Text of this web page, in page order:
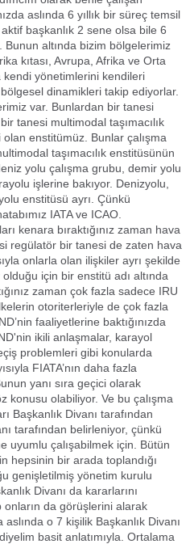
aslında 6 yıllık bir süreç temsil
başkanlık 2 sene olsa bile 6
altında bizim bölgelerimiz
kıtası, Avrupa, Afrika ve Orta
kendi yönetimlerini kendileri
dinamikleri takip ediyorlar.
var. Bunlardan bir tanesi
tanesi multimodal taşımacılık
enstitümüz. Bunlar çalışma
taşımacılık enstitüsünün
yolu çalışma grubu, demir yolu
işlerine bakıyor. Denizyolu,
enstitüsü ayrı. Çünkü
IATA ve ICAO.
kenara bıraktığınız zaman hava
regülatör bir tanesi de zaten hava
onlarla olan ilişkiler ayrı şekilde
olduğu için bir enstitü adı altında
zaman çok fazla sadece IRU
otoriterleriyle de çok fazla
faaliyetlerine baktığınızda
ikili anlaşmalar, karayol
problemleri gibi konularda
FIATA’nın daha fazla
yanı sıra geçici olarak
konusu olabiliyor. Ve bu çalışma
Başkanlık Divanı tarafından
tarafından belirleniyor, çünkü
uyumlu çalışabilmek için. Bütün
hepsinin bir arada toplandığı
genişletilmiş yönetim kurulu
Divanı da kararlarını
da görüşlerini alarak
o 7 kişilik Başkanlık Divanı
basit anlatımıyla. Ortalama